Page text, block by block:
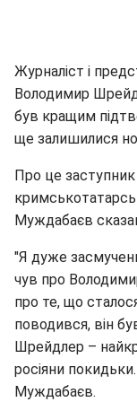
Журналіст і
Володимир
був кращим
ще залишилися
Про це
Муждабаєв
"Я дуже
чув про
про те, що
поводився, він
Шрейдлер –
росіяни
Муждабаєв.